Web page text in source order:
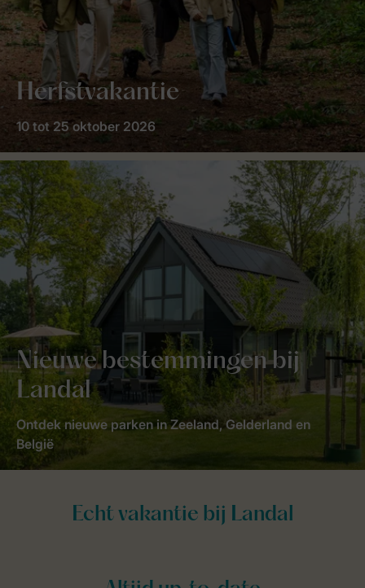
Herfstvakantie
10 tot 25 oktober 2026
Nieuwe bestemmingen bij
Landal
Ontdek nieuwe parken in Zeeland, Gelderland en
België